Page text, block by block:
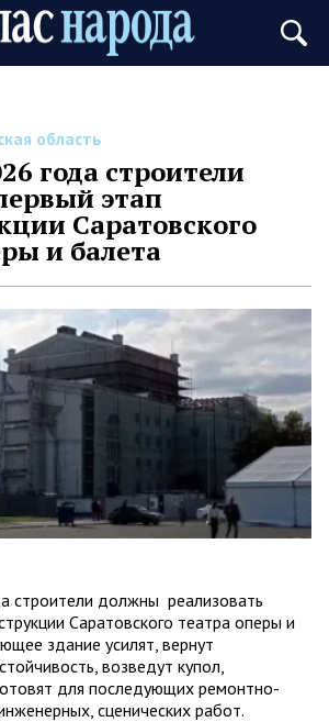
область
года строители
этап
Саратовского
и балета
строители должны реализовать
Саратовского театра оперы и
здание усилят, вернут
возведут купол,
для последующих ремонтно-
сценических работ.